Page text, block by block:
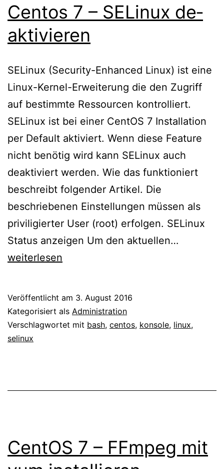
Centos 7 – SELinux de­
ak­ti­vie­ren
SELinux (Security-Enhanced Linux) ist eine
Linux-Kernel-Erweiterung die den Zugriff
auf bestimmte Ressourcen kontrolliert.
SELinux ist bei einer CentOS 7 Installation
per Default aktiviert. Wenn diese Feature
nicht benötig wird kann SELinux auch
deaktiviert werden. Wie das funktioniert
beschreibt folgender Artikel. Die
beschriebenen Einstellungen müssen als
priviligierter User (root) erfolgen. SELinux
Status anzeigen Um den aktuellen…
ak­
weiterlesen
Veröffentlicht am 3. August 2016
Kategorisiert als Administration
Verschlagwortet mit bash, centos, konsole, linux,
selinux
CentOS 7 – FFmpeg mit